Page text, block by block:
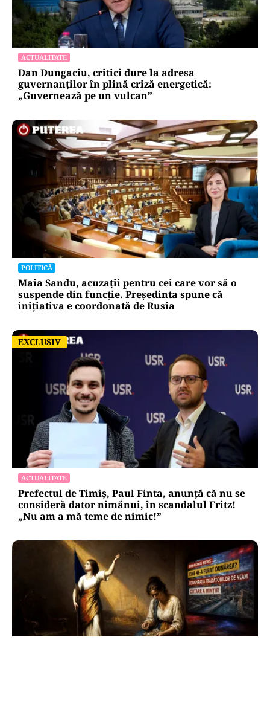
ACTUALITATE
Dan Dungaciu, critici dure la adresa
guvernanților în plină criză energetică:
„Guvernează pe un vulcan”
POLITICĂ
Maia Sandu, acuzații pentru cei care vor să o
suspende din funcție. Președinta spune că
inițiativa e coordonată de Rusia
EXCLUSIV
EXCLUSIV
ACTUALITATE
Prefectul de Timiș, Paul Finta, anunță că nu se
consideră dator nimănui, în scandalul Fritz!
„Nu am a mă teme de nimic!”